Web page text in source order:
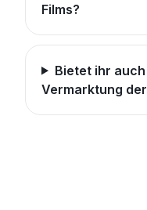
Films?
Bietet ihr
Vermarktung